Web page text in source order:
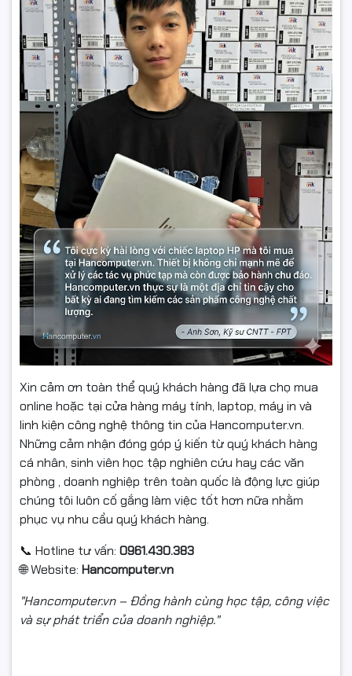
Xin cảm ơn toàn thể quý khách hàng đã lựa chọ mua
online hoặc tại cửa hàng máy tính, laptop, máy in và
linh kiện công nghệ thông tin của Hancomputer.vn.
Những cảm nhận đóng góp ý kiến từ quý khách hàng
cá nhân, sinh viên học tập nghiên cứu hay các văn
phòng , doanh nghiệp trên toàn quốc là động lực giúp
chúng tôi luôn cố gắng làm việc tốt hơn nữa nhằm
phục vụ nhu cầu quý khách hàng.
📞 Hotline tư vấn: 0961.430.383
🌐 Website: Hancomputer.vn
"Hancomputer.vn – Đồng hành cùng học tập, công việc
và sự phát triển của doanh nghiệp."